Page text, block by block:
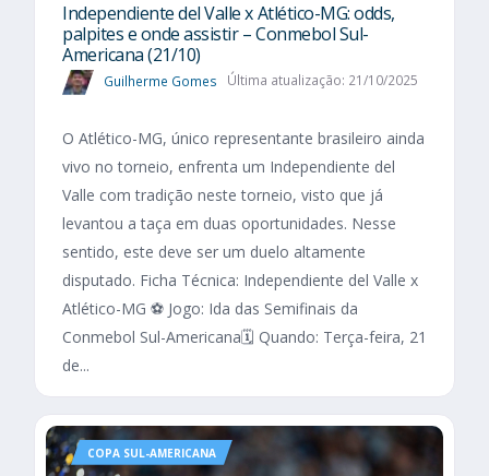
Independiente del Valle x Atlético-MG: odds,
palpites e onde assistir – Conmebol Sul-
Americana (21/10)
Guilherme Gomes Última atualização: 21/10/2025
O Atlético-MG, único representante brasileiro ainda
vivo no torneio, enfrenta um Independiente del
Valle com tradição neste torneio, visto que já
levantou a taça em duas oportunidades. Nesse
sentido, este deve ser um duelo altamente
disputado. Ficha Técnica: Independiente del Valle x
Atlético-MG ⚽ Jogo: Ida das Semifinais da
Conmebol Sul-Americana🗓️ Quando: Terça-feira, 21
de...
COPA SUL-AMERICANA